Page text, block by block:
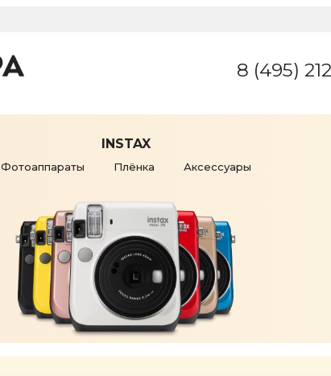
8 (495)
INSTAX
Фотоаппараты Плёнка Аксессуары